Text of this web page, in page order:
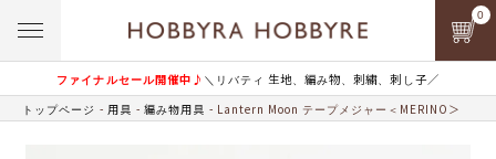
ファイナルセール開催中♪ ＼リバティ 生地、編み物、刺繍、刺し子／
0
トップページ 用具 編み物用具 Lantern Moon テープメジャー＜MERINO＞